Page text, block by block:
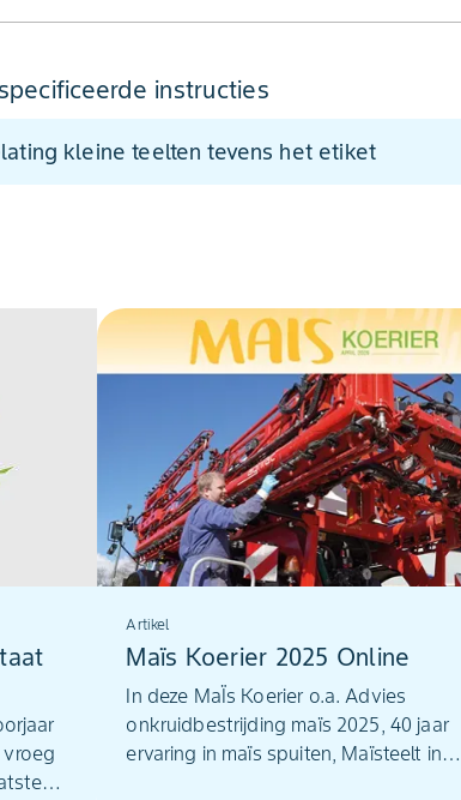
instructies
kleine teelten tevens het etiket
vroeg
Artikel
Maïs Koerier 2025 Online
In deze MaÏs Koerier o.a. Advies
onkruidbestrijding maïs 2025, 40 jaar
ervaring in maïs spuiten, Maïsteelt in